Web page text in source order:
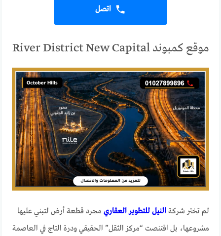
اتصل
موقع كمبوند River District New Capital
لم تختر شركةالنيل للتطوير العقاري مجرد قطعة أرض لتبني عليها
مشروعها، بل اقتنصت “مركز الثقل” الحقيقي ودرة التاج في العاصمة